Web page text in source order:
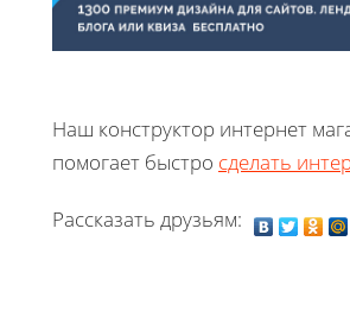
Наш конструктор интернет
помогает быстро сделать
Рассказать друзьям: